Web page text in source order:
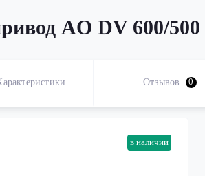
AO DV 600/
Отзывов 0
в наличии